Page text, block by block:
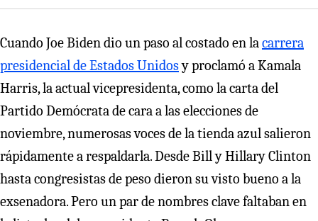
Cuando Joe Biden dio un paso al costado en lacarrera
presidencial de Estados Unidosy proclamó a Kamala
Harris, la actual vicepresidenta, como la carta del
Partido Demócrata de cara a las elecciones de
noviembre, numerosas voces de la tienda azul salieron
rápidamente a respaldarla. Desde Bill y Hillary Clinton
hasta congresistas de peso dieron su visto bueno a la
exsenadora. Pero un par de nombres clave faltaban en